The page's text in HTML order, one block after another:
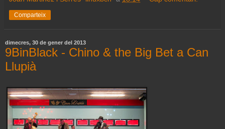
Comparteix
dimecres, 30 de gener del 2013
9BinBlack - Chino & the Big Bet a Can
Llupià